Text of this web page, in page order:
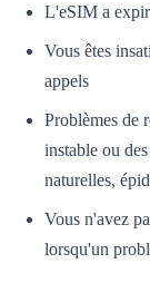
L'eSIM a
Vous êtes
appels
Problèmes de
instable ou
naturelles,
Vous n'avez
lorsqu'un